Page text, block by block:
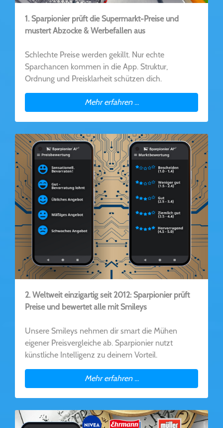
1. Sparpionier prüft die Supermarkt-Preise und
mustert Abzocke & Werbefallen aus
Schlechte Preise werden gekillt. Nur echte
Sparchancen kommen in die App. Struktur,
Ordnung und Preisklarheit schützen dich.
Mehr erfahren ...
2. Weltweit einzigartig seit 2012: Sparpionier prüft
Preise und bewertet alle mit Smileys
Unsere Smileys nehmen dir smart die Mühen
eigener Preisvergleiche ab. Sparpionier nutzt
künstliche Intelligenz zu deinem Vorteil.
Mehr erfahren ...